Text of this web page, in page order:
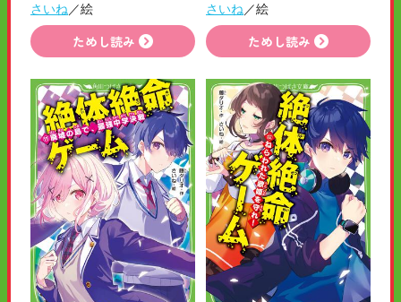
さいね／絵
ためし読み
さいね／絵
ためし読み